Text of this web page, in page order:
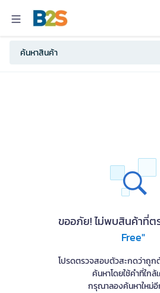
ขออภัย! ไม่พบสินค้าที่
Free"
โปรดตรวจสอบตัวสะกดว่าถูก
ค้นหาโดยใช้คำที่ใกล้
กรุณาลองค้นหาใหม่